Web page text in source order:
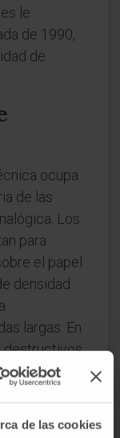
de las cookies
le
de 1990,
de
ocupa
de las
Los
para
el papel
densidad
largas. En
destructivos
fundición),
película